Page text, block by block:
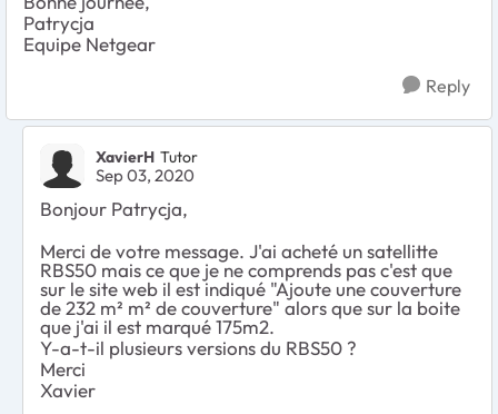
Patrycja
Equipe Netgear
Reply
XavierH Tutor
Sep 03, 2020
Bonjour Patrycja,
Merci de votre message. J'ai acheté un satellitte
RBS50 mais ce que je ne comprends pas c'est que
sur le site web il est indiqué "Ajoute une couverture
de 232 m² m² de couverture" alors que sur la boite
que j'ai il est marqué 175m2.
Y-a-t-il plusieurs versions du RBS50 ?
Merci
Xavier